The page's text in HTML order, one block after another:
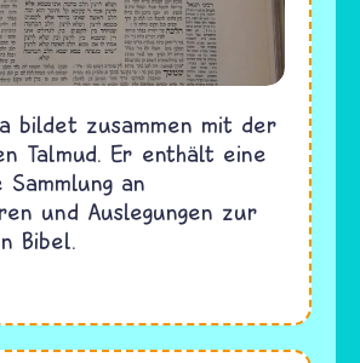
bildet zusammen mit der
Talmud. Er enthält eine
an
und Auslegungen zur
Bibel.